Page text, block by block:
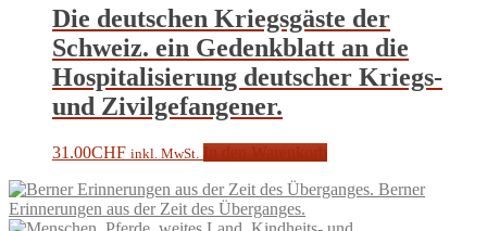
Die deutschen Kriegsgäste der
Schweiz. ein Gedenkblatt an die
Hospitalisierung deutscher Kriegs-
und Zivilgefangener.
31.00CHF inkl. MwSt.
Berner
Erinnerungen aus der Zeit des Überganges.